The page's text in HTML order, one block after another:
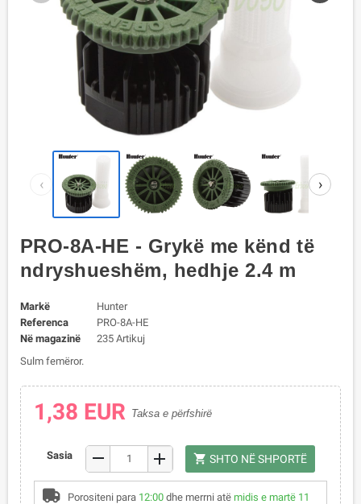
‹ ›
PRO-8A-HE - Grykë me kënd të
ndryshueshëm, hedhje 2.4 m
Markë
Hunter
Referenca
PRO-8A-HE
Në magazinë
235 Artikuj
Sulm femëror.
1,38 EUR Taksa e përfshirë
Sasia remove add shopping_cart SHTO NË SHPORTË
Porositeni para 12:00dhe merrni atë midis e martë 11